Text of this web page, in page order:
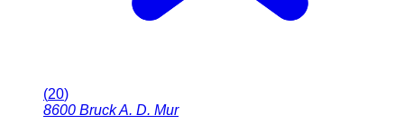
(20)
8600 Bruck A. D. Mur